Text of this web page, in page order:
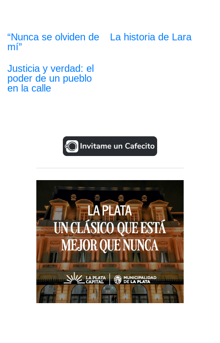
“Nunca se olviden de
mí”
La historia de Lara
Justicia y verdad: el
poder de un pueblo
en la calle